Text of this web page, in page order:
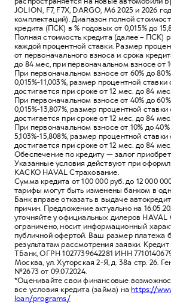
JOLION, F7, F7X, DARGO, M6 2025 и 2026
комплектаций). Диапазон полной
кредита (ПСК) в % годовых от 0,015% до
Полная стоимость кредита (далее – ПСК)
каждой процентной ставки. Размер
от первоначального взноса и срока
до 84 мес, при первоначальном взносе от
При первоначальном взносе от 60% до
0,015%-11,003%, размер процентной ставки
достигается при сроке от 12 мес. до 84 мес.
При первоначальном взносе от 40% до
0,015%-13,807%, размер процентной ставки
достигается при сроке от 12 мес. до 84 мес.
При первоначальном взносе от 10% до
5,103%-15,808%, размер процентной ставки
достигается при сроке от 12 мес. до 84 мес.
Обеспечение по кредиту — залог
Указанные условия действуют при
КАСКО HAVAL Страхование.
Сумма кредита от 100 000 руб. до 12 000
тарифы могут быть изменены банком в
Банк вправе отказать в выдаче
причин. Предложение актуально на
уточняйте у официальных дилеров
ограничено, носит информационный
публичной офертой. Ваш размер платежа
результатам рассмотрения заявки.
ТБанк, ОГРН 1027739642281 ИНН
Москва, ул. Хуторская 2-Я, д. 38а стр. 26.
№2673 от 09.07.2024.
*Оценивайте свои финансовые
все условия кредита (займа) наhttps://
loan/programs/